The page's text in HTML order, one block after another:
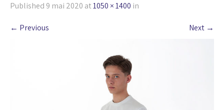
Published 9 mai 2020 at1050 × 1400 in
← Previous Next →